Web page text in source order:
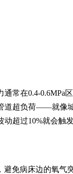
常在0.4-0.6MPa
道超负荷——就像
超过10%就会触发
避免病床边的氧气